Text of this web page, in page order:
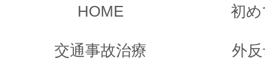
HOME 初
交通事故治療 外